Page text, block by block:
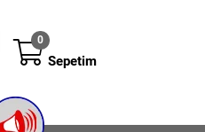
Sepetim
0